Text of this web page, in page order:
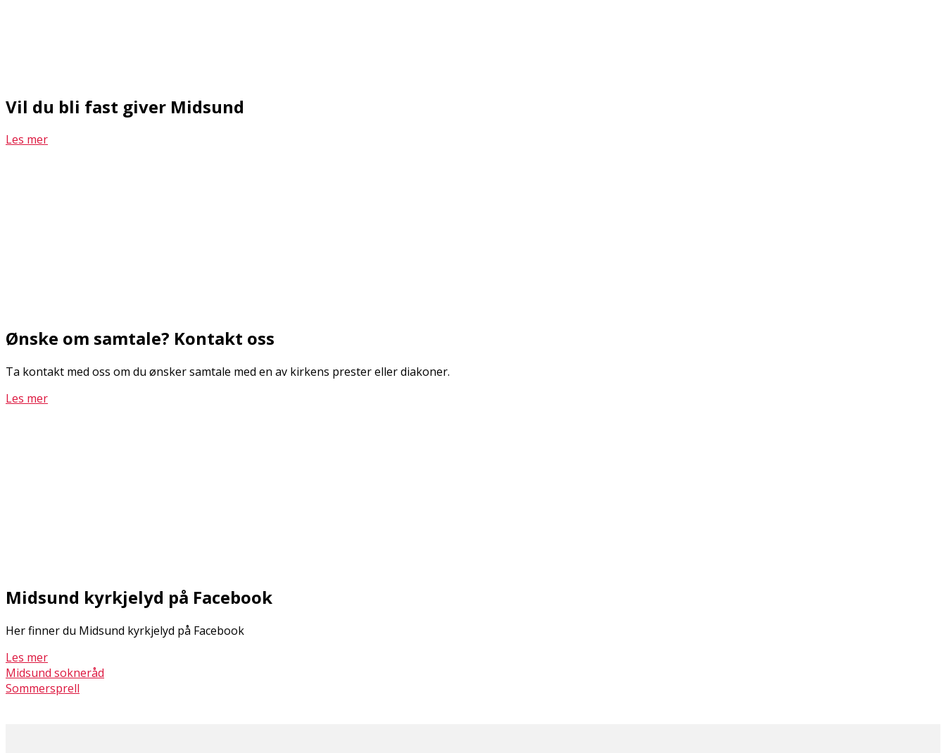
Vil du bli fast giver Midsund
Les mer
Ønske om samtale? Kontakt oss
Ta kontakt med oss om du ønsker samtale med en av kirkens prester eller diakoner.
Les mer
Midsund kyrkjelyd på Facebook
Her finner du Midsund kyrkjelyd på Facebook
Les mer
Midsund sokneråd
Sommersprell